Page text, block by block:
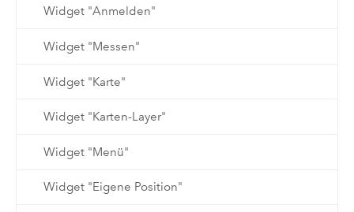
Widget "Anmelden"
Widget "Messen"
Widget "Karte"
Widget "Karten-Layer"
Widget "Menü"
Widget "Eigene Position"